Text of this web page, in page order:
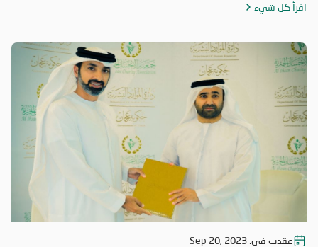
اقرأ كل شيء
عقدت في: Sep 20, 2023